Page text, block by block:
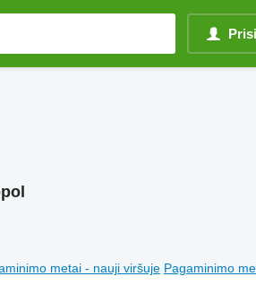
metai - nauji viršuje Pagaminimo